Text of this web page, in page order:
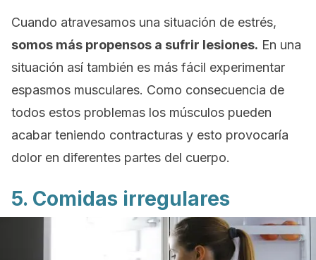
Cuando atravesamos una situación de estrés,
somos más propensos a sufrir lesiones. En una
situación así también es más fácil experimentar
espasmos musculares. Como consecuencia de
todos estos problemas los músculos pueden
acabar teniendo contracturas y esto provocaría
dolor en diferentes partes del cuerpo.
5. Comidas irregulares